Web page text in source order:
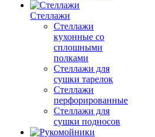
Стеллажи
Стеллажи
кухонные со
сплошными
полками
Стеллажи для
сушки тарелок
Стеллажи
перфорированные
Стеллажи для
сушки подносов